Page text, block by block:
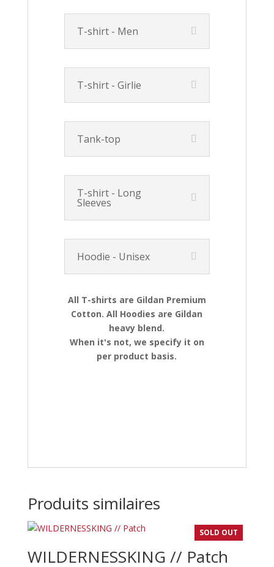
T-shirt - Men
T-shirt - Girlie
Tank-top
T-shirt - Long
Sleeves
Hoodie - Unisex
All T-shirts are Gildan Premium
Cotton. All Hoodies are Gildan
heavy blend.
When it's not, we specify it on
per product basis.
Produits similaires
SOLD OUT
WILDERNESSKING // Patch